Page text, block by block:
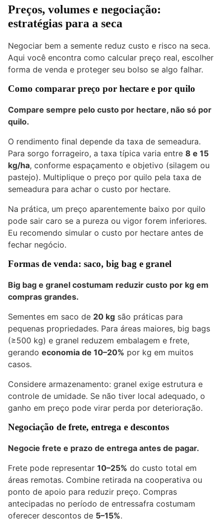
Preços, volumes e negociação:
estratégias para a seca
Negociar bem a semente reduz custo e risco na seca.
Aqui você encontra como calcular preço real, escolher
forma de venda e proteger seu bolso se algo falhar.
Como comparar preço por hectare e por quilo
Compare sempre pelo custo por hectare, não só por
quilo.
O rendimento final depende da taxa de semeadura.
Para sorgo forrageiro, a taxa típica varia entre 8 e 15
kg/ha, conforme espaçamento e objetivo (silagem ou
pastejo). Multiplique o preço por quilo pela taxa de
semeadura para achar o custo por hectare.
Na prática, um preço aparentemente baixo por quilo
pode sair caro se a pureza ou vigor forem inferiores.
Eu recomendo simular o custo por hectare antes de
fechar negócio.
Formas de venda: saco, big bag e granel
Big bag e granel costumam reduzir custo por kg em
compras grandes.
Sementes em saco de 20 kg são práticas para
pequenas propriedades. Para áreas maiores, big bags
(≥500 kg) e granel reduzem embalagem e frete,
gerando economia de 10–20% por kg em muitos
casos.
Considere armazenamento: granel exige estrutura e
controle de umidade. Se não tiver local adequado, o
ganho em preço pode virar perda por deterioração.
Negociação de frete, entrega e descontos
Negocie frete e prazo de entrega antes de pagar.
Frete pode representar 10–25% do custo total em
áreas remotas. Combine retirada na cooperativa ou
ponto de apoio para reduzir preço. Compras
antecipadas no período de entressafra costumam
oferecer descontos de 5–15%.